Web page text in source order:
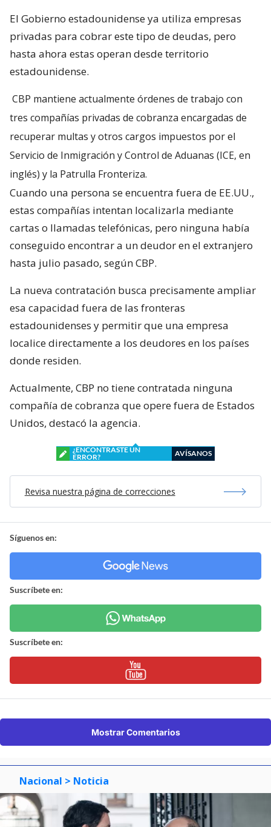
El Gobierno estadounidense ya utiliza empresas
privadas para cobrar este tipo de deudas, pero
hasta ahora estas operan desde territorio
estadounidense.
CBP mantiene actualmente órdenes de trabajo con
tres compañías privadas de cobranza encargadas de
recuperar multas y otros cargos impuestos por el
Servicio de Inmigración y Control de Aduanas (ICE, en
inglés) y la Patrulla Fronteriza.
Cuando una persona se encuentra fuera de EE.UU.,
estas compañías intentan localizarla mediante
cartas o llamadas telefónicas, pero ninguna había
conseguido encontrar a un deudor en el extranjero
hasta julio pasado, según CBP.
La nueva contratación busca precisamente ampliar
esa capacidad fuera de las fronteras
estadounidenses y permitir que una empresa
localice directamente a los deudores en los países
donde residen.
Actualmente, CBP no tiene contratada ninguna
compañía de cobranza que opere fuera de Estados
Unidos, destacó la agencia.
¿ENCONTRASTE UN
ERROR?
AVÍSANOS
Revisa nuestra página de correcciones
Síguenos en:
Suscríbete en:
Suscríbete en:
Mostrar Comentarios
Nacional > Noticia